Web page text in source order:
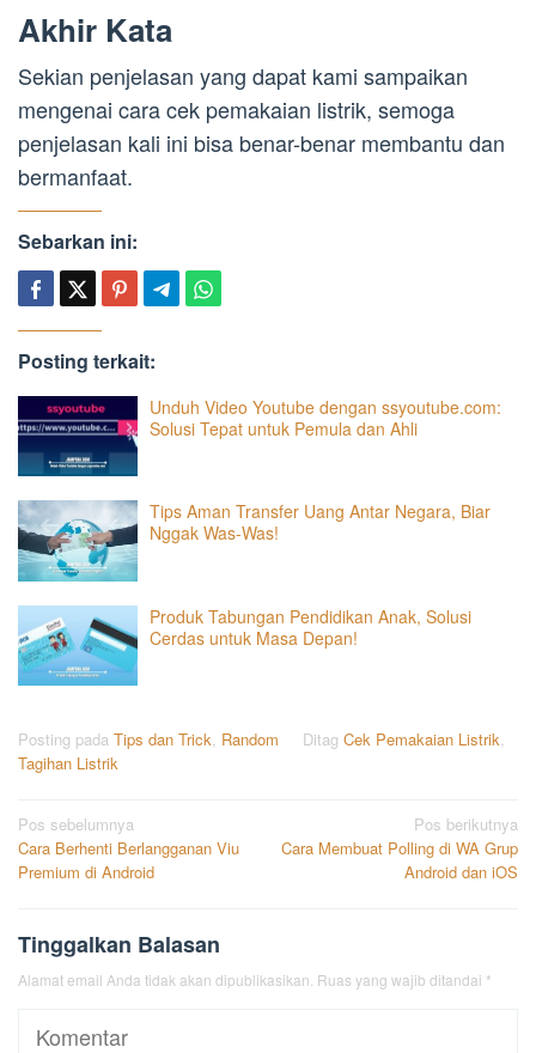
Akhir Kata
Sekian penjelasan yang dapat kami sampaikan
mengenai cara cek pemakaian listrik, semoga
penjelasan kali ini bisa benar-benar membantu dan
bermanfaat.
Sebarkan ini:
Posting terkait:
Unduh Video Youtube dengan ssyoutube.com:
Solusi Tepat untuk Pemula dan Ahli
Tips Aman Transfer Uang Antar Negara, Biar
Nggak Was-Was!
Produk Tabungan Pendidikan Anak, Solusi
Cerdas untuk Masa Depan!
Posting pada Tips dan Trick, Random Ditag Cek Pemakaian Listrik,
Tagihan Listrik
Navigasi
pos
Pos sebelumnya
Cara Berhenti Berlangganan Viu
Premium di Android
Pos berikutnya
Cara Membuat Polling di WA Grup
Android dan iOS
Tinggalkan Balasan
Alamat email Anda tidak akan dipublikasikan. Ruas yang wajib ditandai *